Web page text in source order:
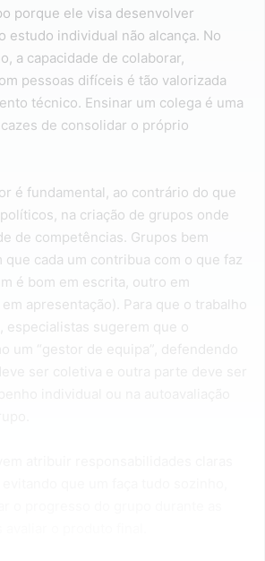
porque ele visa desenvolver
estudo individual não alcança. No
a capacidade de colaborar,
pessoas difíceis é tão valorizada
técnico. Ensinar um colega é uma
de consolidar o próprio
é fundamental, ao contrário do que
na criação de grupos onde
de competências. Grupos bem
cada um contribua com o que faz
é bom em escrita, outro em
apresentação). Para que o trabalho
especialistas sugerem que o
um “gestor de equipa”, defendendo